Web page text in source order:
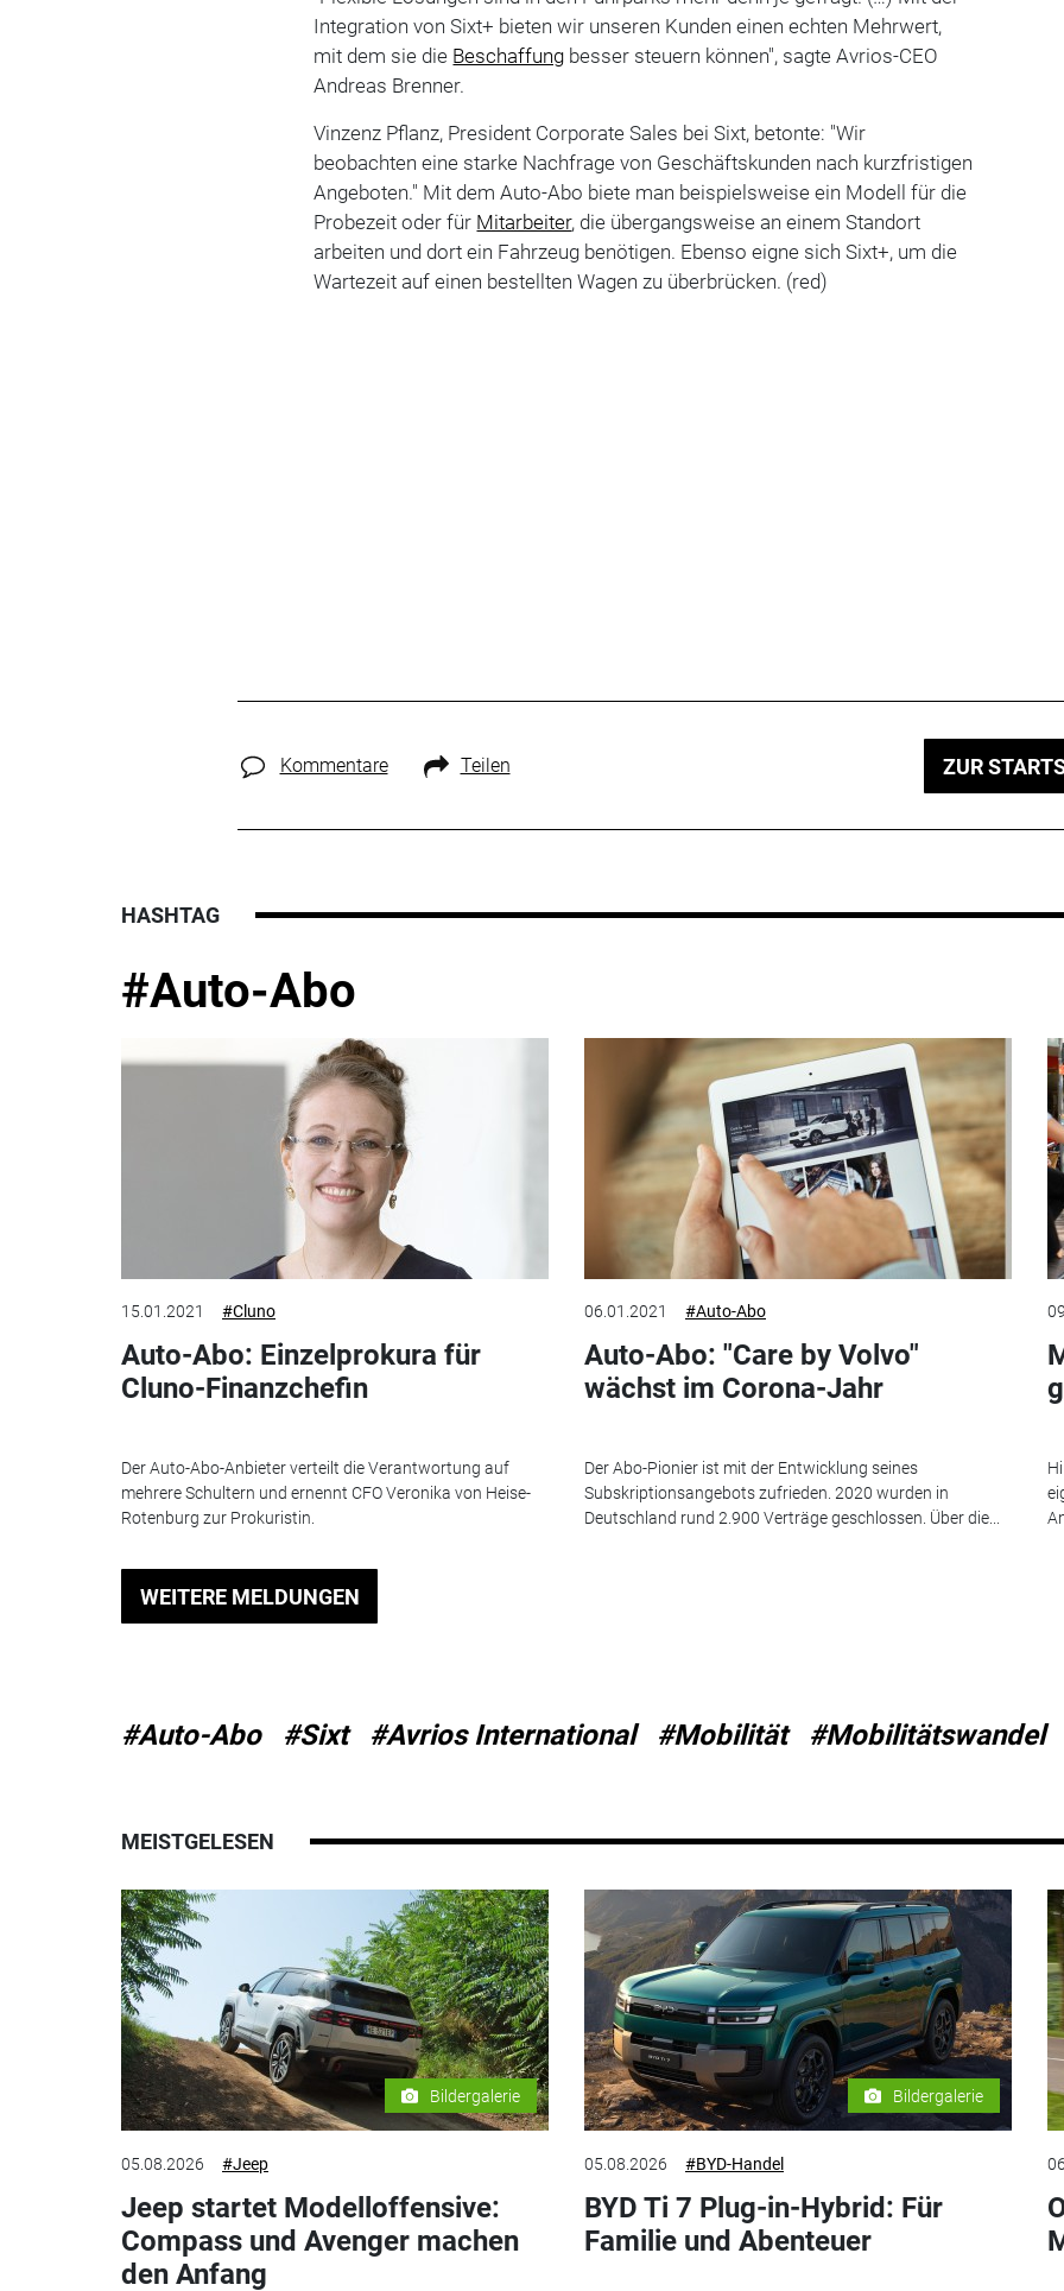
Integration von Sixt+ bieten wir unseren Kunden einen echten Mehrwert,
mit dem sie die Beschaffung besser steuern können", sagte Avrios-CEO
Andreas Brenner.
Vinzenz Pflanz, President Corporate Sales bei Sixt, betonte: "Wir
beobachten eine starke Nachfrage von Geschäftskunden nach kurzfristigen
Angeboten." Mit dem Auto-Abo biete man beispielsweise ein Modell für die
Probezeit oder für Mitarbeiter, die übergangsweise an einem Standort
arbeiten und dort ein Fahrzeug benötigen. Ebenso eigne sich Sixt+, um die
Wartezeit auf einen bestellten Wagen zu überbrücken. (red)
Kommentare Teilen ZUR
HASHTAG
#Auto-Abo
15.01.2021 #Cluno
Auto-Abo: Einzelprokura für
Cluno-Finanzchefin
Der Auto-Abo-Anbieter verteilt die Verantwortung auf
mehrere Schultern und ernennt CFO Veronika von Heise-
Rotenburg zur Prokuristin.
06.01.2021 #Auto-Abo
Auto-Abo: "Care by Volvo"
wächst im Corona-Jahr
Der Abo-Pionier ist mit der Entwicklung seines
Subskriptionsangebots zufrieden. 2020 wurden in
Deutschland rund 2.900 Verträge geschlossen. Über die...
WEITERE MELDUNGEN
#Auto-Abo #Sixt #Avrios International #Mobilität #Mobilitätswandel
MEISTGELESEN
Bildergalerie
05.08.2026 #Jeep
Jeep startet Modelloffensive:
Compass und Avenger machen
den Anfang
Bildergalerie
05.08.2026 #BYD-Handel
BYD Ti 7 Plug-in-Hybrid: Für
Familie und Abenteuer